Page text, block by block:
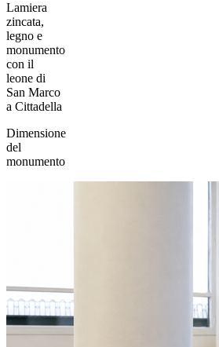
Lamiera
zincata,
legno e
monumento
con il
leone di
San Marco
a Cittadella
Dimensione
del
monumento